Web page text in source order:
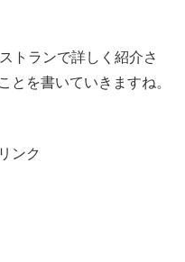
トランで詳しく紹介さ
とを書いていきますね。
ンク